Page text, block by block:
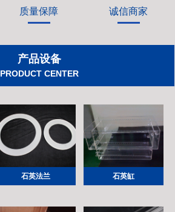
质量保障 诚信商家
产品设备
PRODUCT CENTER
石英法兰 石英缸